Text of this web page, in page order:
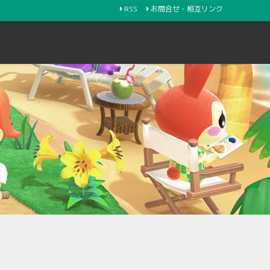
RSS お問合せ・相互リンク